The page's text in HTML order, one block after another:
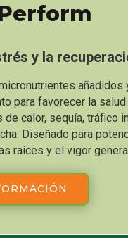
y la
añadidos
para favorecer la
calor, sequía, tráfico
Diseñado para
raíces y el vigor